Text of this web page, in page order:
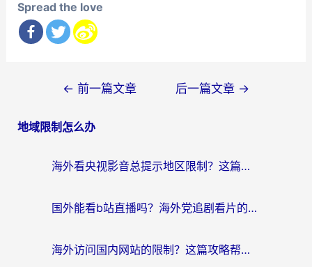
Spread the love
导
← 前一篇文章 后一篇文章 →
地域限制怎么办
海外看央视影音总提示地区限制？这篇教你选对回国加速器，流畅追剧不踩坑
国外能看b站直播吗？海外党追剧看片的终极解决方案来了
海外访问国内网站的限制？这篇攻略帮你无缝解锁12306、12123和国内影音